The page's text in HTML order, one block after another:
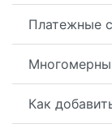
Платежные
Как